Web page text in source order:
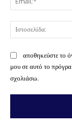
αποθηκεύστε το
μου σε αυτό το
σχολιάσω.